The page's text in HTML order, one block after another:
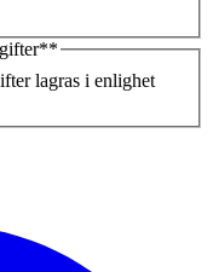
*
lagras i enlighet